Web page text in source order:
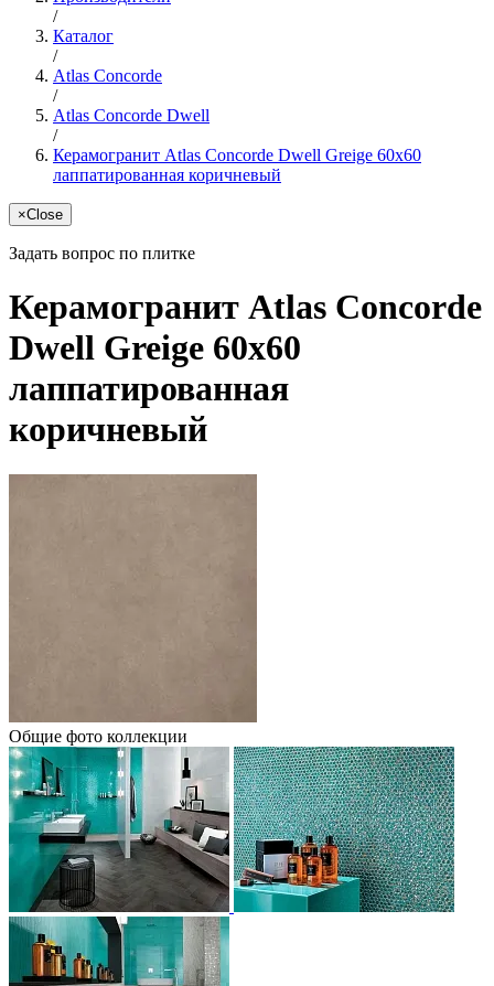
/
Каталог
/
Atlas Concorde
/
Atlas Concorde Dwell
/
Керамогранит Atlas Concorde Dwell Greige 60x60
лаппатированная коричневый
×Close
Задать вопрос по плитке
Керамогранит Atlas Concorde
Dwell Greige 60x60
лаппатированная
коричневый
Общие фото коллекции